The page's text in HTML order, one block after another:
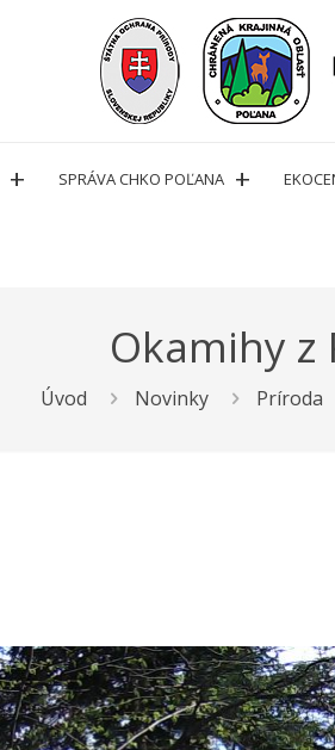
SPRÁVA CHKO POĽANA
Okamihy z
Úvod Novinky Príroda